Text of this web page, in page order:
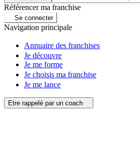
Référencer ma franchise
Se connecter
Navigation principale
Annuaire des franchises
Je découvre
Je me forme
Je choisis ma franchise
Je me lance
Etre rappelé par un coach